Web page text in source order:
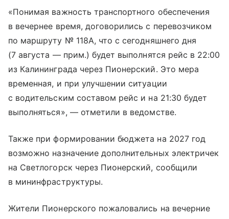
«Понимая важность транспортного обеспечения
в вечернее время, договорились с перевозчиком
по маршруту № 118А, что с сегодняшнего дня
(7 августа — прим.) будет выполнятся рейс в 22:00
из Калининграда через Пионерский. Это мера
временная, и при улучшении ситуации
с водительским составом рейс и на 21:30 будет
выполняться», — отметили в ведомстве.
Также при формировании бюджета на 2027 год
возможно назначение дополнительных электричек
на Светлогорск через Пионерский, сообщили
в мининфраструктуры.
Жители Пионерского пожаловались на вечерние